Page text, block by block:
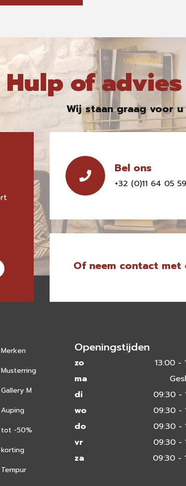
Hulp of
Wij staan graag voor
Bel ons
+32 (0)11 64 05 59
Of neem contact met
Merken
Musterring
Gallery M
Auping
tot -50%
korting
Tempur
Openingstijden
zo
13:00 -
ma
di
09:30 -
wo
09:30 -
do
09:30 -
vr
09:30 -
za
09:30 -